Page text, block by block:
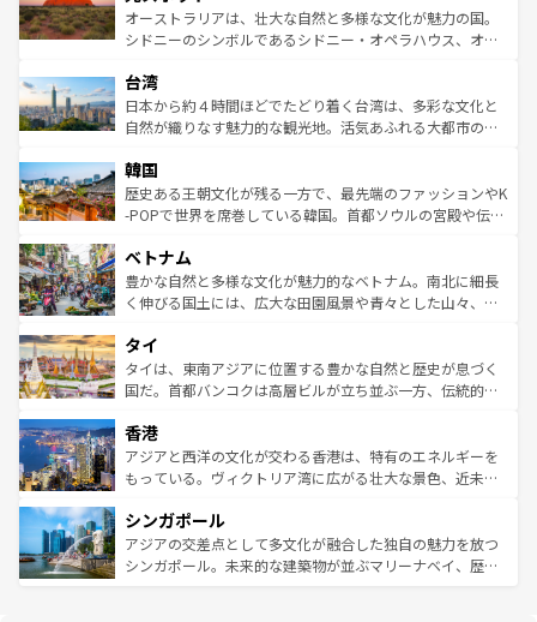
しみながら、その多様性と豊かな歴史を感じることができ
るだろう。車でのロードトリップや列車の旅も、アメリカ
情報は
おすすめ。エメラルドグリーンに輝く海をはじめ、豊かな
文化や歴史が息づいている。「アロハスピリット」と呼ば
人々、おいしいローカルフードやハワイアンミュージッ
ク、伝統的なフラダンスなど、すべてがハワイの魅力を彩
っている。訪れるたびに新しい発見と感動が待っているハ
はコンテンツ一覧
オーストラリアは、壮大な自然と多様な文化が魅力の国。
シドニーのシンボルであるシドニー・オペラハウス、オー
リアリーフや大陸中央部にそびえるウルル（エアーズロッ
ク）、タスマニアの美しい原生林やケアンズの熱帯雨林な
ど、見どころがたくさん。また、カフェやワイン、オージ
いる。アクティビティも充実しており、サーフィンやダイ
ビング、ハイキングなど、アウトドア好きにはたまらな
い。オーストラリアの多彩な魅力を存分に味わいつくそ
参照してほしい。
台湾
日本から約４時間ほどでたどり着く台湾は、多彩な文化と
自然が織りなす魅力的な観光地。活気あふれる大都市の台
ン）、静ひつな山岳地帯である台湾東部など、都市の喧騒
と山間の静けさが共存しており、訪れる人に新しい発見と
驚きをもたらしてくれる。また、奥深い台湾の食文化も魅
容にもいいと評判のスイーツなど、バラエティ豊かな料理
が味わえる。 なお、新着の台湾情報は コンテンツ一覧を参
照してほしい。
韓国
歴史ある王朝文化が残る一方で、最先端のファッションやK
-POPで世界を席巻している韓国。首都ソウルの宮殿や伝統
き、地方に足を延ばせば四季折々の自然美を楽しむことが
できる。そして、キムチや焼肉、絶品のストリートフード
まで、さまざまな韓国料理が待っている。夜には、韓国な
リティに包まれながら、韓国の多彩な魅力を心ゆくまで味
わってみてほしい。 なお、新着の韓国情報はコンテンツ一
覧を参照してほしい。
ベトナム
豊かな自然と多様な文化が魅力的なベトナム。南北に細長
く伸びる国土には、広大な田園風景や青々とした山々、世
急速な発展と共に伝統が息づく。ハノイの古い町並みやホ
ーチミン市のフランス統治時代の建物も、独特の雰囲気を
醸し出している。また、バラエティの豊かさとおいしさで
とつ。フォーやバインミー、ベトナムコーヒーなどは、ぜ
ひ現地で味わいたい。どの地域を訪れてもあたたかい人々
が旅行者を迎えてくれるので、きっと忘れられない旅にな
参照してほしい。
タイ
タイは、東南アジアに位置する豊かな自然と歴史が息づく
国だ。首都バンコクは高層ビルが立ち並ぶ一方、伝統的な
の活気が交差している。北部ではチェンマイなどの山岳地
帯で自然と触れ合い、南部ではプーケットやクラビの美し
いビーチでリゾート気分を楽しむことができる。タイ料理
激する。気候は一年中温暖で、どの季節にも異なる楽しみ
が待っている。親しみやすいタイの人々、仏教を中心とし
た文化、そして多様な観光資源が、訪れる旅人を魅了し続
香港
アジアと西洋の文化が交わる香港は、特有のエネルギーを
もっている。ヴィクトリア湾に広がる壮大な景色、近未来
み、どこを訪れても感動するはず。観光スポットが密集し
ており、効率よく見どころを回れるのも魅力。息をのむよ
うな絶景から文化的な体験まで、香港を存分に楽しみ尽く
シンガポール
アジアの交差点として多文化が融合した独自の魅力を放つ
シンガポール。未来的な建築物が並ぶマリーナベイ、歴史